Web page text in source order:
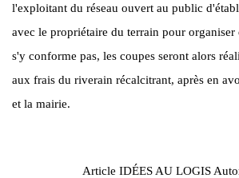
l'exploitant du réseau ouvert au public
avec le propriétaire du terrain pour organiser
s'y conforme pas, les coupes seront alors
aux frais du riverain récalcitrant, après en
et la mairie.
Article IDÉES AU LOGIS